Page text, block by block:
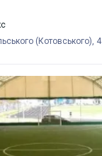
(Котовського), 4